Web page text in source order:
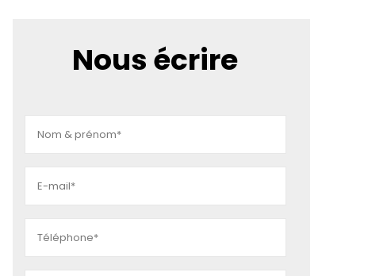
Nous écrire